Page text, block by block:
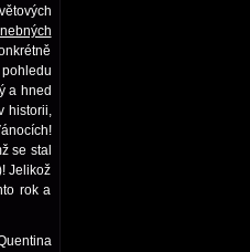
a hned
historii,
se stal
Jelikož
rok a